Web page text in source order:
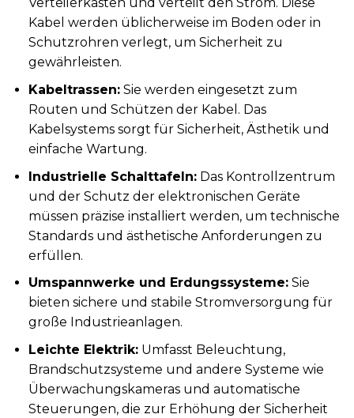
Verteilerkasten und verteilt den Strom. Diese
Kabel werden üblicherweise im Boden oder in
Schutzrohren verlegt, um Sicherheit zu
gewährleisten.
Kabeltrassen:Sie werden eingesetzt zum
Routen und Schützen der Kabel. Das
Kabelsystems sorgt für Sicherheit, Ästhetik und
einfache Wartung.
Industrielle Schalttafeln:Das Kontrollzentrum
und der Schutz der elektronischen Geräte
müssen präzise installiert werden, um technische
Standards und ästhetische Anforderungen zu
erfüllen.
Umspannwerke und Erdungssysteme:Sie
bieten sichere und stabile Stromversorgung für
große Industrieanlagen.
Leichte Elektrik:Umfasst Beleuchtung,
Brandschutzsysteme und andere Systeme wie
Überwachungskameras und automatische
Steuerungen, die zur Erhöhung der Sicherheit